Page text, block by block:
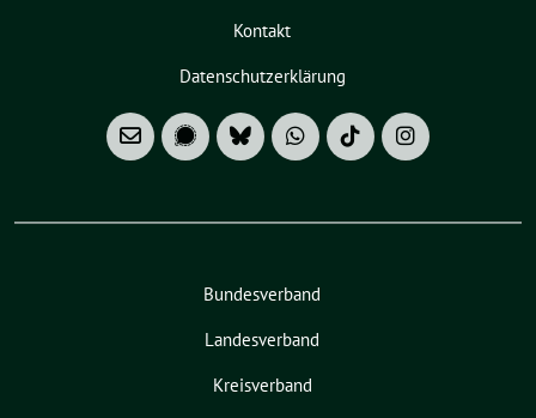
Kontakt
Datenschutzerklärung
Bundesverband
Landesverband
Kreisverband